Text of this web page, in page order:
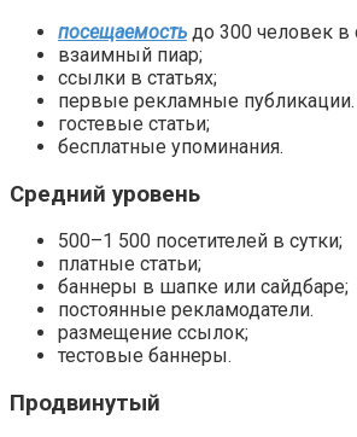
посещаемость до 300 человек в
взаимный пиар;
ссылки в статьях;
первые рекламные публикации.
гостевые статьи;
бесплатные упоминания.
Средний уровень
500–1 500 посетителей в сутки;
платные статьи;
баннеры в шапке или сайдбаре;
постоянные рекламодатели.
размещение ссылок;
тестовые баннеры.
Продвинутый